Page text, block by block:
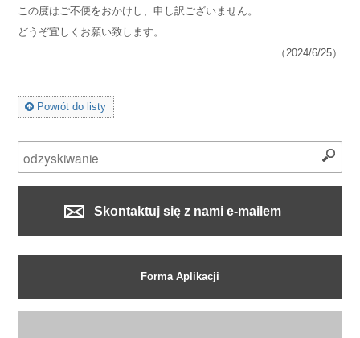
この度はご不便をおかけし、申し訳ございません。
どうぞ宜しくお願い致します。
（2024/6/25）
Powrót do listy
Skontaktuj się z nami e-mailem
Forma Aplikacji